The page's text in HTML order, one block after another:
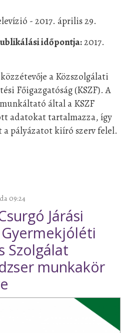
- 2017. április 29.
időpontja:2017.
a Közszolgálati
Főigazgatóság (KSZF). A
által a KSZF
adatokat tartalmazza, így
pályázatot kiíró szerv felel.
09:24
Járási
Gyermekjóléti
Szolgálat
munkakör